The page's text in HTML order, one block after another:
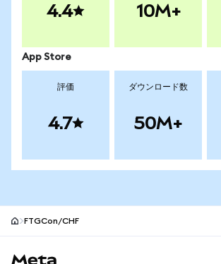
4.4 10M+
App Store
評価
4.7
ダウンロード数
50M+
FTGCon/CHF